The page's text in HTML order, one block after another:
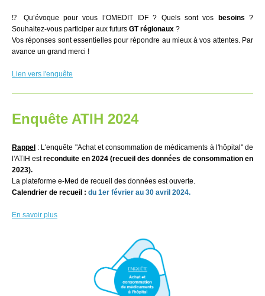
⁉ Qu’évoque pour vous l’OMEDIT IDF ? Quels sont vos besoins?
Souhaitez-vous participer aux futurs GT régionaux ?
Vos réponses sont essentielles pour répondre au mieux à vos attentes. Par
avance un grand merci !
Lien vers l'enquête
Enquête ATIH 2024
Rappel : L'enquête "Achat et consommation de médicaments à l'hôpital" de
l'ATIH estreconduite en 2024 (recueil des données de consommation en
2023).
La plateforme e-Med de recueil des données est ouverte.
Calendrier de recueil : du 1er février au 30 avril 2024.
En savoir plus